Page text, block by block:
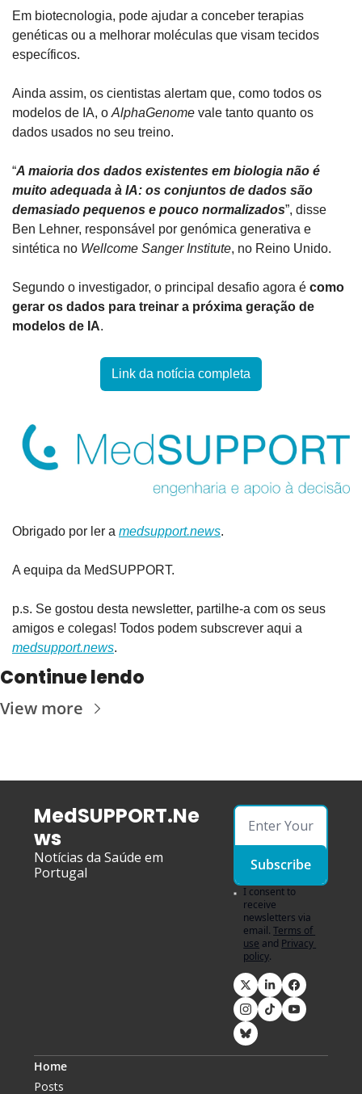
Em biotecnologia, pode ajudar a conceber terapias
genéticas ou a melhorar moléculas que visam tecidos
específicos.
Ainda assim, os cientistas alertam que, como todos os
modelos de IA, o AlphaGenome vale tanto quanto os
dados usados no seu treino.
“A maioria dos dados existentes em biologia não é
muito adequada à IA: os conjuntos de dados são
demasiado pequenos e pouco normalizados”, disse
Ben Lehner, responsável por genómica generativa e
sintética no Wellcome Sanger Institute, no Reino Unido.
Segundo o investigador, o principal desafio agora é como
gerar os dados para treinar a próxima geração de
modelos de IA.
Link da notícia completa
Obrigado por ler a medsupport.news.
A equipa da MedSUPPORT.
p.s. Se gostou desta newsletter, partilhe-a com os seus
medsupport.news.
Continue lendo
View more
MedSUPPORT.Ne
ws
Notícias da Saúde em
Portugal
Subscribe
I consent to
receive
newsletters via
email. Terms of
use and Privacy
policy.
Home
Posts